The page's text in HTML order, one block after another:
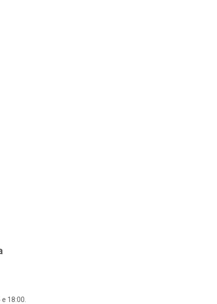
18:00.